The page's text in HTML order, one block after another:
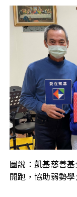
圖說：凱基慈善
開跑，協助弱勢